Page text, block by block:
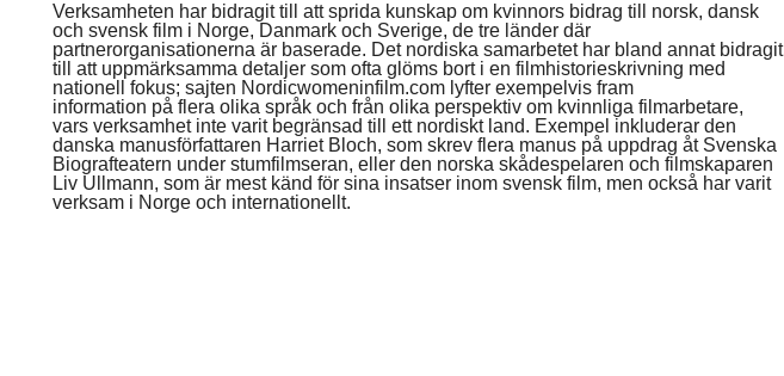
Verksamheten har bidragit till att sprida kunskap om kvinnors bidrag till norsk, dansk
och svensk film i Norge, Danmark och Sverige, de tre länder där
partnerorganisationerna är baserade. Det nordiska samarbetet har bland annat bidragit
till att uppmärksamma detaljer som ofta glöms bort i en filmhistorieskrivning med
nationell fokus; sajten Nordicwomeninfilm.com lyfter exempelvis fram
information på flera olika språk och från olika perspektiv om kvinnliga filmarbetare,
vars verksamhet inte varit begränsad till ett nordiskt land. Exempel inkluderar den
danska manusförfattaren Harriet Bloch, som skrev flera manus på uppdrag åt Svenska
Biografteatern under stumfilmseran, eller den norska skådespelaren och filmskaparen
Liv Ullmann, som är mest känd för sina insatser inom svensk film, men också har varit
verksam i Norge och internationellt.